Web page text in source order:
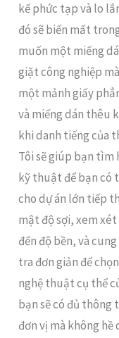
kế phức tạp và lo
đó sẽ biến mất
muốn một miếng
giặt công nghiệp
một mảnh giấy
và miếng dán thêu
khi danh tiếng của
Tôi sẽ giúp bạn tìm
kỹ thuật để bạn có
cho dự án lớn tiếp
mật độ sợi, xem xét
đến độ bền, và
tra đơn giản để
nghệ thuật cụ thể
bạn sẽ có đủ thông
đơn vị mà không hề